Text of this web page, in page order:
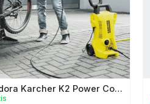
Hidrolavadora Karcher K2 Power Control Mx